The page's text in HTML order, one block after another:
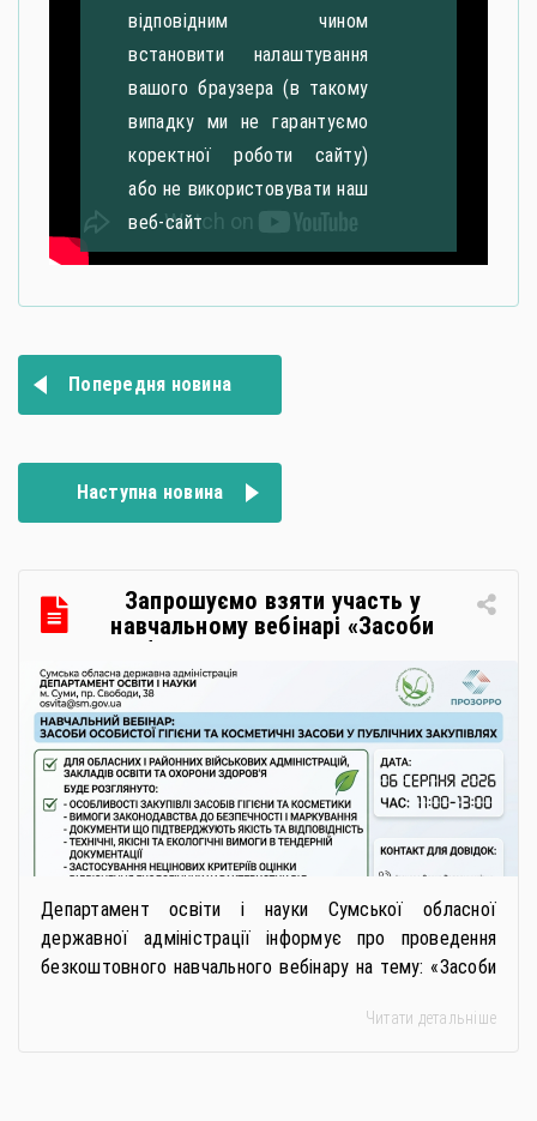
Навігація
записів
Попередня новина
Наступна новина
Запрошуємо взяти участь у
навчальному вебінарі «Засоби
особистої гігієни та косметичні
засоби у публічних закупівлях: як
сформувати вимоги та обрати
безпечну і якісну продукцію»
Департамент освіти і науки Сумської обласної
державної адміністрації інформує про проведення
безкоштовного навчального вебінару на тему: «Засоби
закупівлях: як сформувати вимоги та обрати безпечну і
Читати детальніше
відповідним чином
встановити налаштування
вашого браузера (в такому
випадку ми не гарантуємо
коректної роботи сайту)
або не використовувати наш
веб-сайт